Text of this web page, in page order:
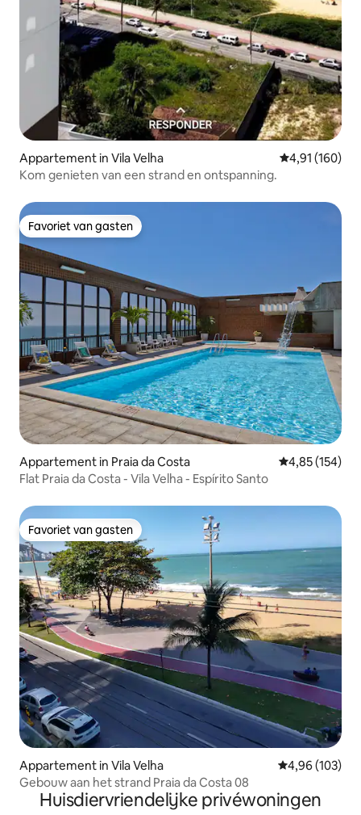
Appartement in Vila Velha Gemiddelde
4,91 (160)
Kom genieten van een strand en ontspanning.
Favoriet van gasten
Favoriet van gasten
Appartement in Praia da Costa Gemiddelde
4,85 (154)
Flat Praia da Costa - Vila Velha - Espírito Santo
Favoriet van gasten
Favoriet van gasten
Appartement in Vila Velha Gemiddelde
4,96 (103)
Gebouw aan het strand Praia da Costa 08
Huisdiervriendelijke privéwoningen